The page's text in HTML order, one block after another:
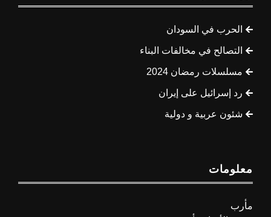
الحرب في السودان
التصالح في مخالفات البناء
مسلسلات رمضان 2024
رد إسرائيل على إيران
شئون عربية و دولية
معلومات
مأرب